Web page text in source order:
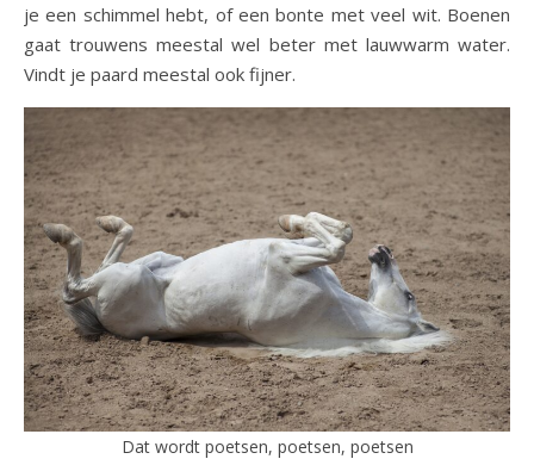
je een schimmel hebt, of een bonte met veel wit. Boenen
gaat trouwens meestal wel beter met lauwwarm water.
Vindt je paard meestal ook fijner.
Dat wordt poetsen, poetsen, poetsen